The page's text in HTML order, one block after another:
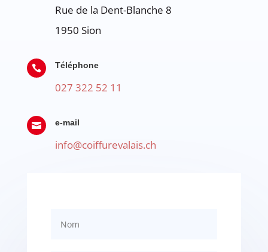
Rue de la Dent-Blanche 8
1950 Sion
 Téléphone
027 322 52 11
 e-mail
info@coiffurevalais.ch